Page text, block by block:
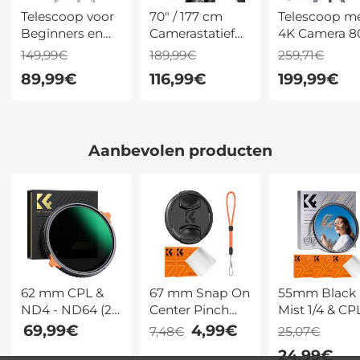
Telescoop voor
Beginners en
Kinderen 70
mm – 15–150x,
300 mm
en Bluetooth-
149,99€
89,99€
70" / 177 cm
Camerastatief
Aluminium
Statief 15Kg /
33.07lbs
Draagbaar en
189,99€
116,99€
Telescoop
4K Camera
mm –
600 mm,
Oculair en
259,71€
199,99€
Aanbevolen producten
62 mm CPL &
ND4 - ND64 (2 -
6 Stops) 2 in 1
Variabel ND
69,99€
67 mm Snap On
Center Pinch
Lensdop 4 in 1
Met Anti Loss
7,48€ 4,99€
55mm Black
Mist 1/4 &
filter 2-in-1
diffusie
25,07€
24,99€